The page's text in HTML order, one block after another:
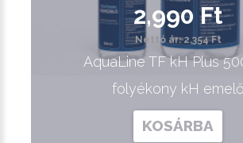
2,990 Ft
Nettó ár: 2,354 Ft
AquaLine TF kH Plus
folyékony kH emelő
KOSÁRBA